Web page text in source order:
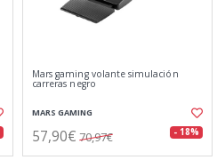
Mars gaming volante simulación
carreras negro
MARS GAMING
57,90€ 70,97€ - 18%